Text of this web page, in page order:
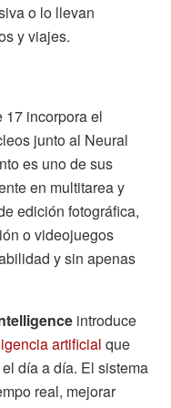
o lo llevan
y viajes.
17 incorpora el
junto al Neural
es uno de sus
en multitarea y
edición fotográfica,
o videojuegos
y sin apenas
introduce
artificial que
día a día. El sistema
real, mejorar